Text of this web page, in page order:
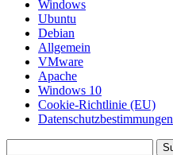
Windows
Ubuntu
Debian
Allgemein
VMware
Apache
Windows 10
Cookie-Richtlinie (EU)
Datenschutzbestimmungen